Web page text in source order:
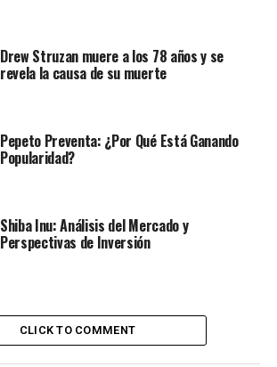
Drew Struzan muere a los 78 años y se
revela la causa de su muerte
Pepeto Preventa: ¿Por Qué Está Ganando
Popularidad?
Shiba Inu: Análisis del Mercado y
Perspectivas de Inversión
CLICK TO COMMENT